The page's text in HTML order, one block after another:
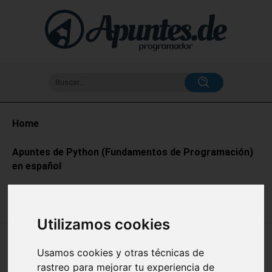
Utilizamos cookies
Usamos cookies y otras técnicas de
rastreo para mejorar tu experiencia de
Buscar...
Home
Apuntes de Python (Fundamentos de Programación)
en español
🔥 USO DE PIP Y GESTIÓN DE PAQUETES
EN PYTHON: ADMINISTRACIÓN DE